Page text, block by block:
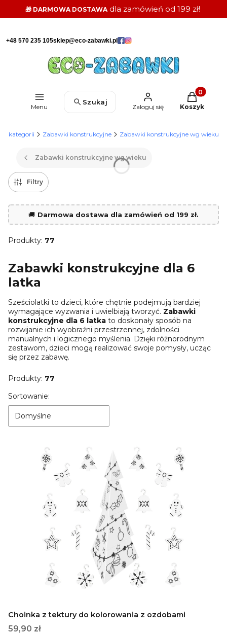
🎁 DARMOWA DOSTAWAdla zamówień od 199 zł!
+48 570 235 105sklep@eco-zabawki.pl
Menu
Szukaj
Zaloguj się
Produkty w
Koszyk
kategorii Zabawki konstrukcyjne Zabawki konstrukcyjne wg wieku
Zabawki konstrukcyjne wg wieku
Filtry
🚚 Darmowa dostawa dla zamówień od 199 zł.
Produkty: 77
Zabawki konstrukcyjne dla 6
latka
Sześciolatki to dzieci, które chętnie podejmują bardziej
wymagające wyzwania i uwielbiają tworzyć. Zabawki
konstrukcyjne dla 6 latka to doskonały sposób na
rozwijanie ich wyobraźni przestrzennej, zdolności
manualnych i logicznego myślenia. Dzięki różnorodnym
zestawom, dzieci mogą realizować swoje pomysły, ucząc
się przez zabawę.
Produkty: 77
Lista produktów
Sortowanie:
Domyślne
Choinka z tektury do kolorowania z ozdobami
Cena
59,90 zł